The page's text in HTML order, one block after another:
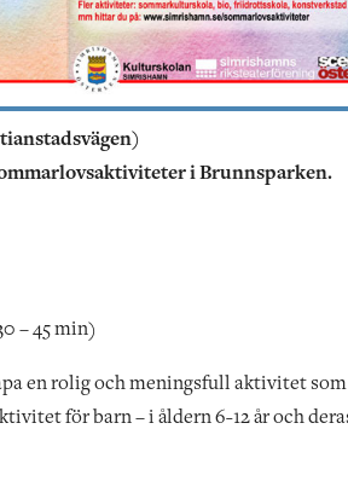
i Brunnsparken.
– 45 min)
en rolig och meningsfull aktivitet
för barn – i åldern 6-12 år och